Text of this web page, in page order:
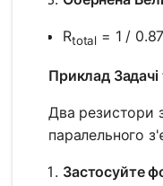
Rtotal = 1 /
Приклад
Два резистори
паралельного
Застосуйте